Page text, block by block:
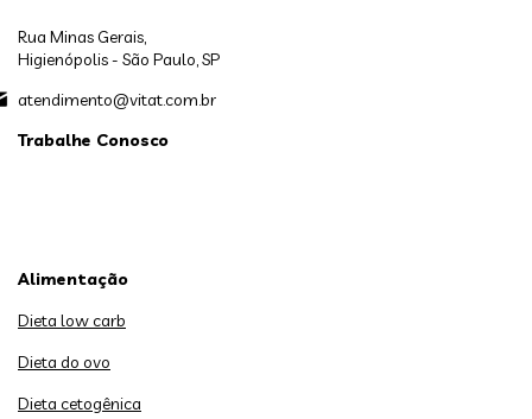
Rua Minas Gerais,
Higienópolis - São Paulo, SP
atendimento@vitat.com.br
Trabalhe Conosco
Alimentação
Dieta low carb
Dieta do ovo
Dieta cetogênica